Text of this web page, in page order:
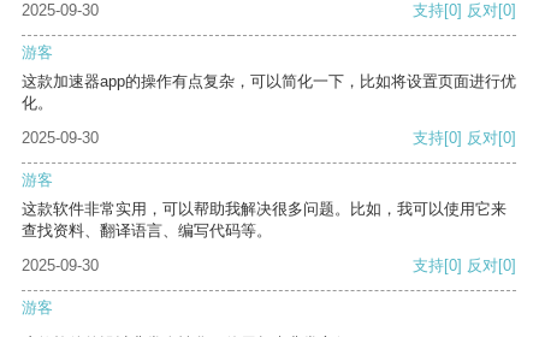
2025-09-30 支持[0] 反对[0]
游客
这款加速器app的操作有点复杂，可以简化一下，比如将设置页面进行优
化。
2025-09-30
支持[0] 反对[0]
游客
这款软件非常实用，可以帮助我解决很多问题。比如，我可以使用它来
查找资料、翻译语言、编写代码等。
2025-09-30
支持[0] 反对[0]
游客